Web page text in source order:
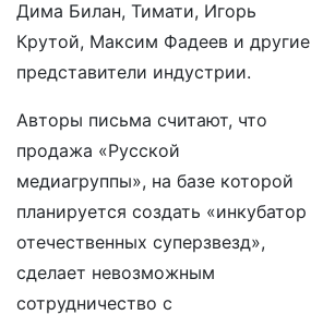
Дима Билан, Тимати, Игорь
Крутой, Максим Фадеев и другие
представители индустрии.
Авторы письма считают, что
продажа «Русской
медиагруппы», на базе которой
планируется создать «инкубатор
отечественных суперзвезд»,
сделает невозможным
сотрудничество с